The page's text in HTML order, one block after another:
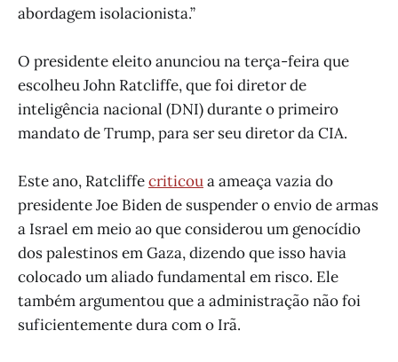
abordagem isolacionista.”
O presidente eleito anunciou na terça-feira que
escolheu John Ratcliffe, que foi diretor de
inteligência nacional (DNI) durante o primeiro
mandato de Trump, para ser seu diretor da CIA.
Este ano, Ratcliffecriticoua ameaça vazia do
presidente Joe Biden de suspender o envio de armas
a Israel em meio ao que considerou um genocídio
dos palestinos em Gaza, dizendo que isso havia
colocado um aliado fundamental em risco. Ele
também argumentou que a administração não foi
suficientemente dura com o Irã.